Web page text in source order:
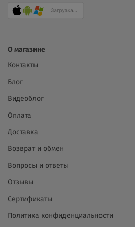
О магазине
Контакты
Блог
Видеоблог
Оплата
Доставка
Возврат и обмен
Вопросы и ответы
Отзывы
Сертификаты
Политика конфиденциальности